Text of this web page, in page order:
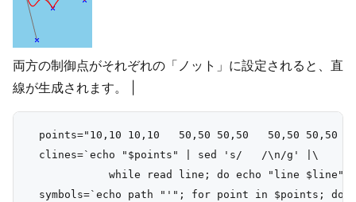
両方の制御点がそれぞれの「ノット」に設定されると、直
線が生成されます。 |
points="10,10 10,10   50,50 50,50   50,50 50,50
  clines=`echo "$points" | sed 's/   /\n/g' |\
while read line; do echo "line $line";
  symbols=`echo path "'"; for point in $points; do